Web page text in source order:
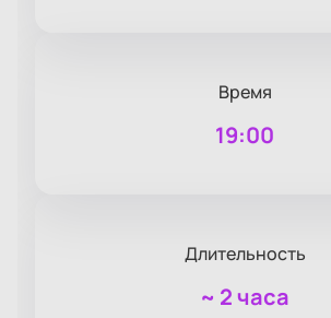
Время
19:00
Длительность
~ 2 часа